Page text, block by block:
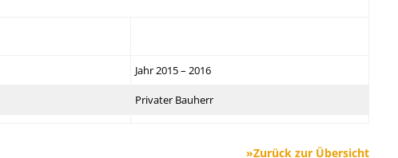
Jahr 2015 – 2016
Privater Bauherr
»Zurück zur Übersicht